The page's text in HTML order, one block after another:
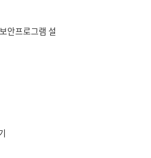
안프로그램 설